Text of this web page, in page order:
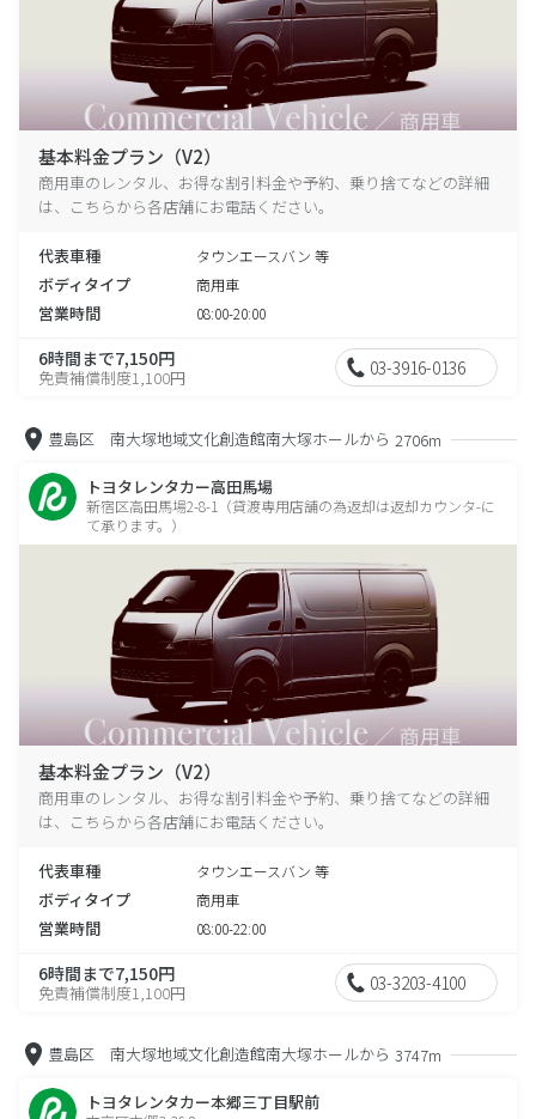
基本料金プラン（V2）
商用車のレンタル、お得な割引料金や予約、乗り捨てなどの詳細
は、こちらから各店舗にお電話ください。
代表車種 タウンエースバン 等
ボディタイプ 商用車
営業時間 08:00-20:00
6時間まで7,150円
免責補償制度1,100円 03-3916-0136
豊島区 南大塚地域文化創造館南大塚ホールから 2706m
トヨタレンタカー高田馬場
新宿区高田馬場2-8-1（貸渡専用店舗の為返却は返却カウンタ-に
て承ります。）
基本料金プラン（V2）
商用車のレンタル、お得な割引料金や予約、乗り捨てなどの詳細
は、こちらから各店舗にお電話ください。
代表車種 タウンエースバン 等
ボディタイプ 商用車
営業時間 08:00-22:00
6時間まで7,150円
免責補償制度1,100円 03-3203-4100
豊島区 南大塚地域文化創造館南大塚ホールから 3747m
トヨタレンタカー本郷三丁目駅前